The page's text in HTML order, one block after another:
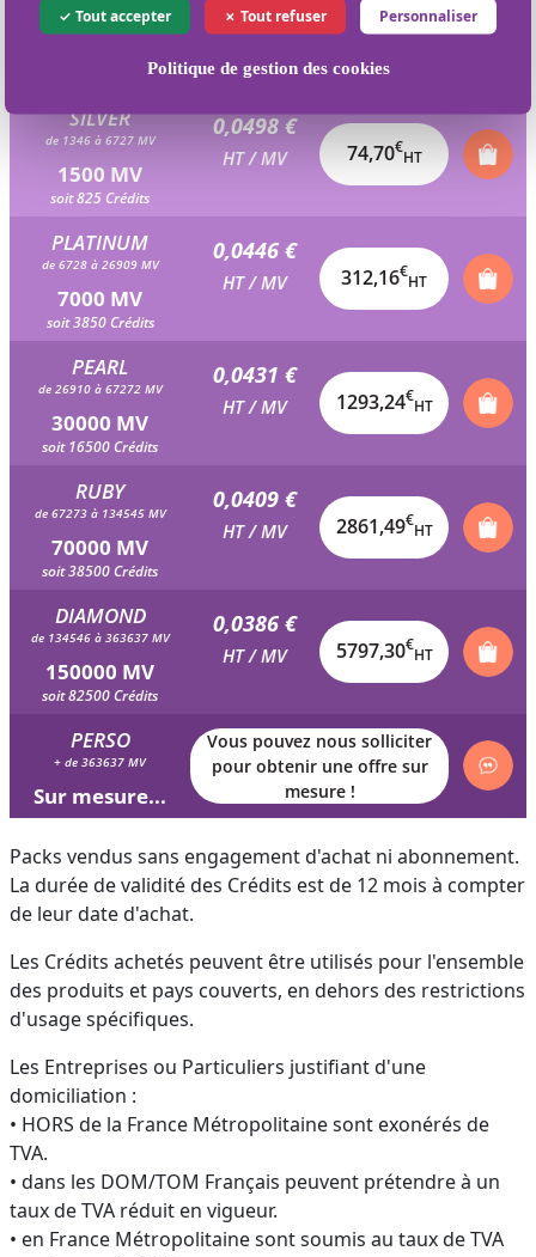
Tout accepter Tout refuser Personnaliser
Politique de gestion des cookies
de 673 à 1345 MV
soit 385 Crédits
HT / MV 36,42€
HT
SILVER
de 1346 à 6727 MV
1500 MV
soit 825 Crédits
0,0498 €
HT / MV 74,70€
HT
PLATINUM
de 6728 à 26909 MV
7000 MV
soit 3850 Crédits
0,0446 €
HT / MV 312,16€
HT
PEARL
de 26910 à 67272 MV
30000 MV
soit 16500 Crédits
0,0431 €
HT / MV 1293,24€
HT
RUBY
de 67273 à 134545 MV
70000 MV
soit 38500 Crédits
0,0409 €
HT / MV 2861,49€
HT
DIAMOND
de 134546 à 363637 MV
150000 MV
soit 82500 Crédits
0,0386 €
HT / MV 5797,30€
HT
PERSO
+ de 363637 MV
Sur mesure...
Vous pouvez nous solliciter
pour obtenir une offre sur
mesure !
Packs vendus sans engagement d'achat ni abonnement.
La durée de validité des Crédits est de 12 mois à compter
de leur date d'achat.
Les Crédits achetés peuvent être utilisés pour l'ensemble
des produits et pays couverts, en dehors des restrictions
d'usage spécifiques.
Les Entreprises ou Particuliers justifiant d'une
domiciliation :
• HORS de la France Métropolitaine sont exonérés de
TVA.
• dans les DOM/TOM Français peuvent prétendre à un
taux de TVA réduit en vigueur.
• en France Métropolitaine sont soumis au taux de TVA